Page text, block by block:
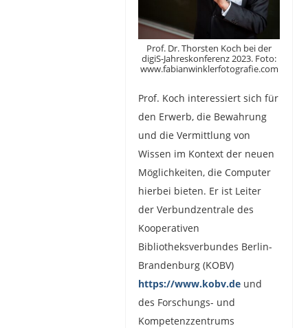
Prof. Dr. Thorsten Koch bei der
digiS-Jahreskonferenz 2023. Foto:
www.fabianwinklerfotografie.com
Prof. Koch interessiert sich für
den Erwerb, die Bewahrung
und die Vermittlung von
Wissen im Kontext der neuen
Möglichkeiten, die Computer
hierbei bieten. Er ist Leiter
der Verbundzentrale des
Kooperativen
Bibliotheksverbundes Berlin-
Brandenburg (KOBV)
https://www.kobv.de und
des Forschungs- und
Kompetenzzentrums